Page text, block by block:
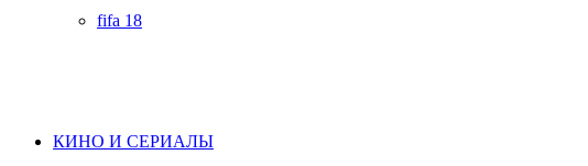
fifa 18
КИНО И СЕРИАЛЫ